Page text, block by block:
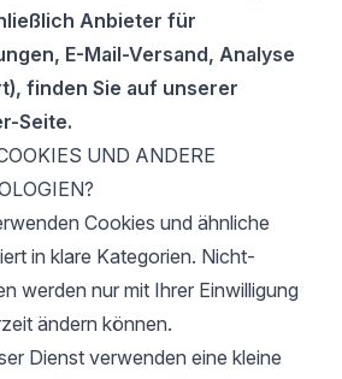
Anbieter für
E-Mail-Versand, Analyse
finden Sie auf unserer
Seite.
UND ANDERE
Cookies und ähnliche
in klare Kategorien. Nicht-
werden nur mit Ihrer Einwilligung
ändern können.
Dienst verwenden eine kleine